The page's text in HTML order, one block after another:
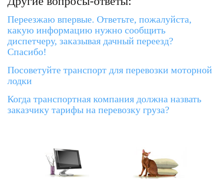
Переезжаю впервые. Ответьте, пожалуйста,
какую информацию нужно сообщить
диспетчеру, заказывая дачный переезд?
Спасибо!
Посоветуйте транспорт для перевозки моторной
лодки
Когда транспортная компания должна назвать
заказчику тарифы на перевозку груза?